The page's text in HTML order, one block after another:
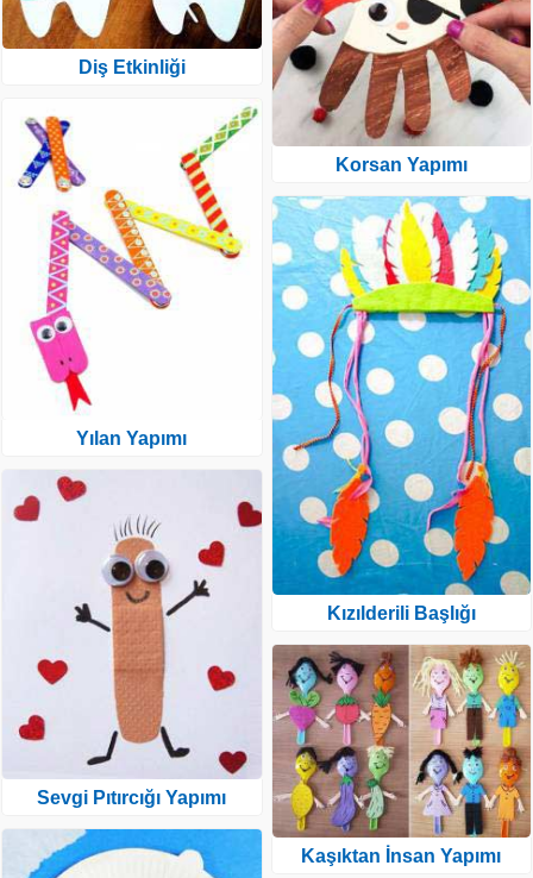
Diş Etkinliği
Yılan Yapımı
Sevgi Pıtırcığı Yapımı
Korsan Yapımı
Kızılderili Başlığı
Kaşıktan İnsan Yapımı